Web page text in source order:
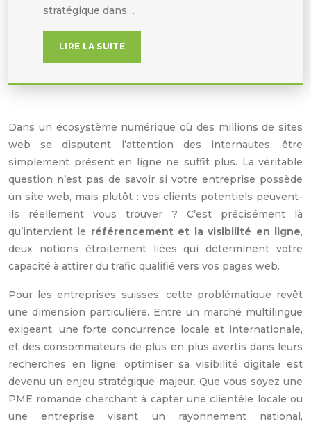
stratégique dans…
LIRE LA SUITE
Dans un écosystème numérique où des millions de sites
web se disputent l’attention des internautes, être
simplement présent en ligne ne suffit plus. La véritable
question n’est pas de savoir si votre entreprise possède
un site web, mais plutôt : vos clients potentiels peuvent-
ils réellement vous trouver ? C’est précisément là
qu’intervient le référencement et la visibilité en ligne,
deux notions étroitement liées qui déterminent votre
capacité à attirer du trafic qualifié vers vos pages web.
Pour les entreprises suisses, cette problématique revêt
une dimension particulière. Entre un marché multilingue
exigeant, une forte concurrence locale et internationale,
et des consommateurs de plus en plus avertis dans leurs
recherches en ligne, optimiser sa visibilité digitale est
devenu un enjeu stratégique majeur. Que vous soyez une
PME romande cherchant à capter une clientèle locale ou
une entreprise visant un rayonnement national,